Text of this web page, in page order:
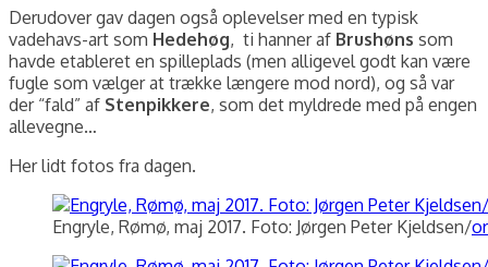
Derudover gav dagen også oplevelser med en typisk
vadehavs-art som Hedehøg, ti hanner af Brushøns som
havde etableret en spilleplads (men alligevel godt kan være
fugle som vælger at trække længere mod nord), og så var
der “fald” af Stenpikkere, som det myldrede med på engen
allevegne…
Her lidt fotos fra dagen.
Engryle, Rømø, maj 2017. Foto: Jørgen Peter Kjeldsen/